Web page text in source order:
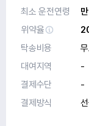
최소 운전연령
위약율
탁송비용
대여지역
-
결제수단
-
결제방식